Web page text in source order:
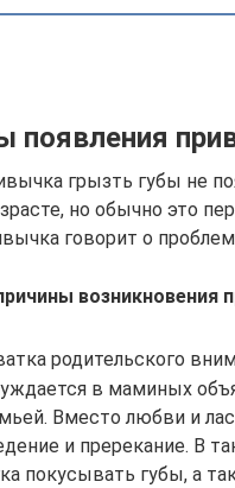
появления
грызть губы не
но обычно это
говорит о
возникновения
родительского
в маминых
Вместо любви и
и пререкание. В
покусывать губы, а